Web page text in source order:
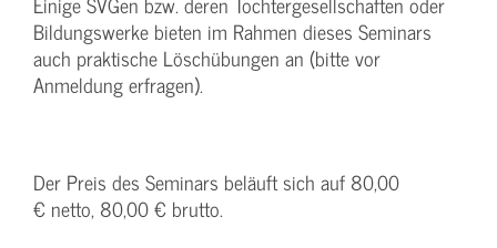
Bildungswerke bieten im Rahmen dieses Seminars
auch praktische Löschübungen an (bitte vor
Anmeldung erfragen).
Der Preis des Seminars beläuft sich auf 80,00
€ netto, 80,00 € brutto.